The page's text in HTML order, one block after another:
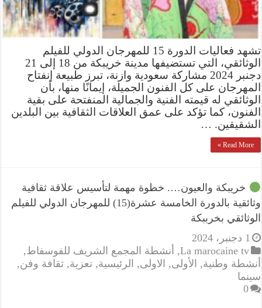
تشهد فعاليات الدورة 15 للمهرجان الدولي للفيلم
الوثائقي، التي تستضيفها مدينة خريبكة من 18 إلى 21
دجنبر 2024 مشاركة سعودية وازنة، تبرز طبيعة إنفتاح
المهرجان على كل الفنون الجميلة، إيمانًا منها، بأن
الوثائقي له قيمته الفنية والجمالية المنفتحة على بقية
الفنون، كما تؤكد على عمق العلاقات الثقافية بين البلدين
الشقيقين. …
Read More »
خريبكة والعيون…. خطوة مهمة لتأسيس علاقة ثقافية
وثائقية بالدورة الخامسة عشرة(15) للمهرجان الدولي للفيلم
الوثائقي بخرببكة
1 دجنبر، 2024
La marocaine tv
, أنشطة المجمع الشريف للفوسفاط,
أنشطة وطنية, الأولى, الاولى, الرئيسية,تعزية,ثقافة وفن,
سينما
0